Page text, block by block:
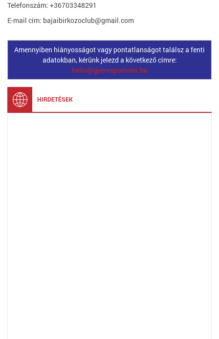
Telefonszám: +36703348291
E-mail cím: bajaibirkozoclub@gmail.com
Amennyiben hiányosságot vagy pontatlanságot találsz a fenti
adatokban, kérünk jelezd a következő címre:
hello@gyeresportolni.hu
HIRDETÉSEK